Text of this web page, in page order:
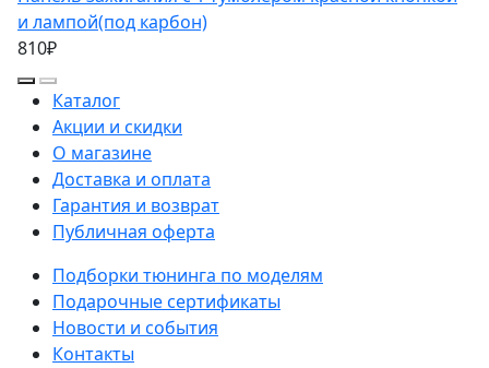
и лампой(под карбон)
810₽
Каталог
Акции и скидки
О магазине
Доставка и оплата
Гарантия и возврат
Публичная оферта
Подборки тюнинга по моделям
Подарочные сертификаты
Новости и события
Контакты